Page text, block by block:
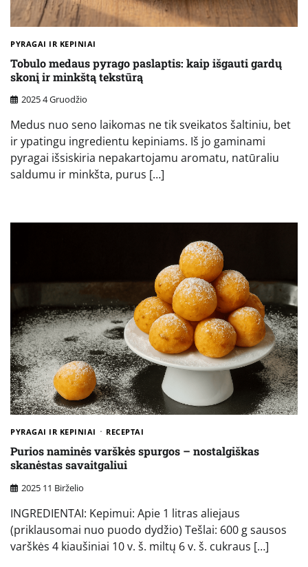
PYRAGAI IR KEPINIAI
Tobulo medaus pyrago paslaptis: kaip išgauti gardų
skonį ir minkštą tekstūrą
2025 4 Gruodžio
Medus nuo seno laikomas ne tik sveikatos šaltiniu, bet
ir ypatingu ingredientu kepiniams. Iš jo gaminami
pyragai išsiskiria nepakartojamu aromatu, natūraliu
saldumu ir minkšta, purus […]
PYRAGAI IR KEPINIAI RECEPTAI
Purios naminės varškės spurgos – nostalgiškas
skanėstas savaitgaliui
2025 11 Birželio
INGREDIENTAI: Kepimui: Apie 1 litras aliejaus
(priklausomai nuo puodo dydžio) Tešlai: 600 g sausos
varškės 4 kiaušiniai 10 v. š. miltų 6 v. š. cukraus […]